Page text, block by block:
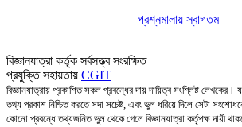
প্রশ্নমালায় স্বাগতম
বিজ্ঞানযাত্রা কর্তৃক সর্বসত্ত্ব সংরক্ষিত
প্রযুক্তি সহায়তায় CGIT
বিজ্ঞানযাত্রায় প্রকাশিত সকল প্রবন্ধের দায় দায়িত্ব সংশ্লিষ্ট লেখকের।
তথ্য প্রকাশ নিশ্চিত করতে সদা সচেষ্ট, এবং ভুল ধরিয়ে দিলে সেটা
কোনো প্রবন্ধে তথ্যজনিত ভুল থেকে গেলে বিজ্ঞানযাত্রা কর্তৃপক্ষ দায়ী